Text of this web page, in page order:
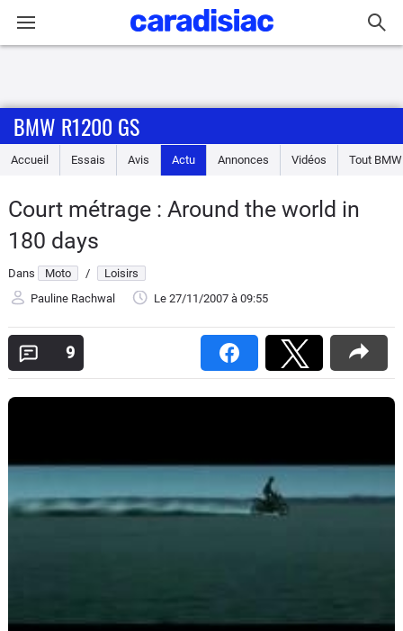
Accueil
Essais
Equipement
Forum
BMW R1200 GS
Accueil Essais Avis Actu Annonces Vidéos Tout BMW
Court métrage : Around the world in
180 days
Dans Moto /
Loisirs
Pauline Rachwal
Le 27/11/2007 à 09:55
9